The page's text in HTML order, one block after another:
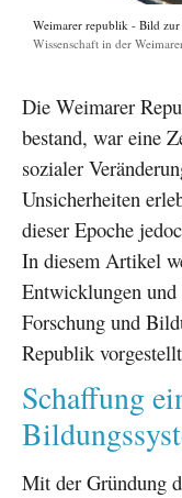
Weimarer republik - Bild
Wissenschaft in der
Die Weimarer
bestand, war eine
sozialer
Unsicherheiten
dieser Epoche
In diesem Artikel
Entwicklungen
Forschung und
Republik
Schaffung
Mit der Gründung